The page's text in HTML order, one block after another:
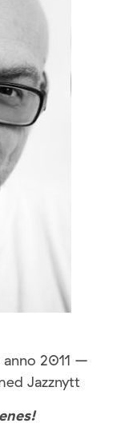
anno 2011 –
Jazznytt